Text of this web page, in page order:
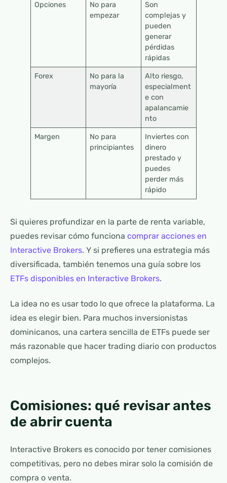
Opciones
No para
empezar
Son
complejas y
pueden
generar
pérdidas
rápidas
Forex
No para la
mayoría
Alto riesgo,
especialment
e con
apalancamie
nto
Margen
No para
principiantes
Inviertes con
dinero
prestado y
puedes
perder más
rápido
Si quieres profundizar en la parte de renta variable,
puedes revisar cómo funciona comprar acciones en
Interactive Brokers. Y si prefieres una estrategia más
diversificada, también tenemos una guía sobre los
ETFs disponibles en Interactive Brokers.
La idea no es usar todo lo que ofrece la plataforma. La
idea es elegir bien. Para muchos inversionistas
dominicanos, una cartera sencilla de ETFs puede ser
más razonable que hacer trading diario con productos
complejos.
Comisiones: qué revisar antes
de abrir cuenta
Interactive Brokers es conocido por tener comisiones
competitivas, pero no debes mirar solo la comisión de
compra o venta.